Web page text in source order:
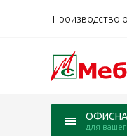
Производство
для